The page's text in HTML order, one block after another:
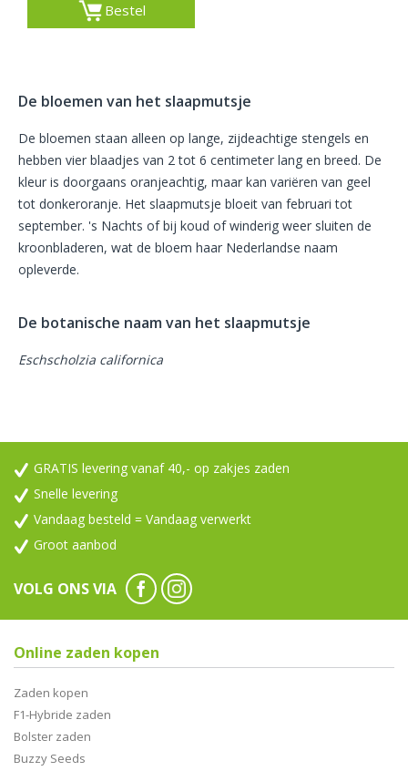
Bestel
De bloemen van het slaapmutsje
De bloemen staan alleen op lange, zijdeachtige stengels en
hebben vier blaadjes van 2 tot 6 centimeter lang en breed. De
kleur is doorgaans oranjeachtig, maar kan variëren van geel
tot donkeroranje. Het slaapmutsje bloeit van februari tot
september. 's Nachts of bij koud of winderig weer sluiten de
kroonbladeren, wat de bloem haar Nederlandse naam
opleverde.
De botanische naam van het slaapmutsje
Eschscholzia californica
GRATIS levering vanaf 40,- op zakjes zaden
Snelle levering
Vandaag besteld = Vandaag verwerkt
Groot aanbod
VOLG ONS VIA
Online zaden kopen
Zaden kopen
F1-Hybride zaden
Bolster zaden
Buzzy Seeds